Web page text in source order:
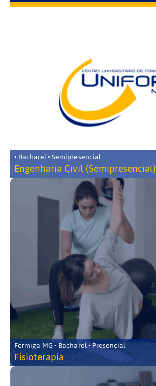
• Bacharel • Semipresencial
Engenharia Civil (Semipresencial)
Formiga-MG • Bacharel • Presencial
Fisioterapia